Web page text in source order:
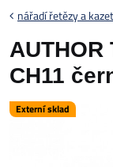
Externí sklad
nářadí řetězy a
CH11